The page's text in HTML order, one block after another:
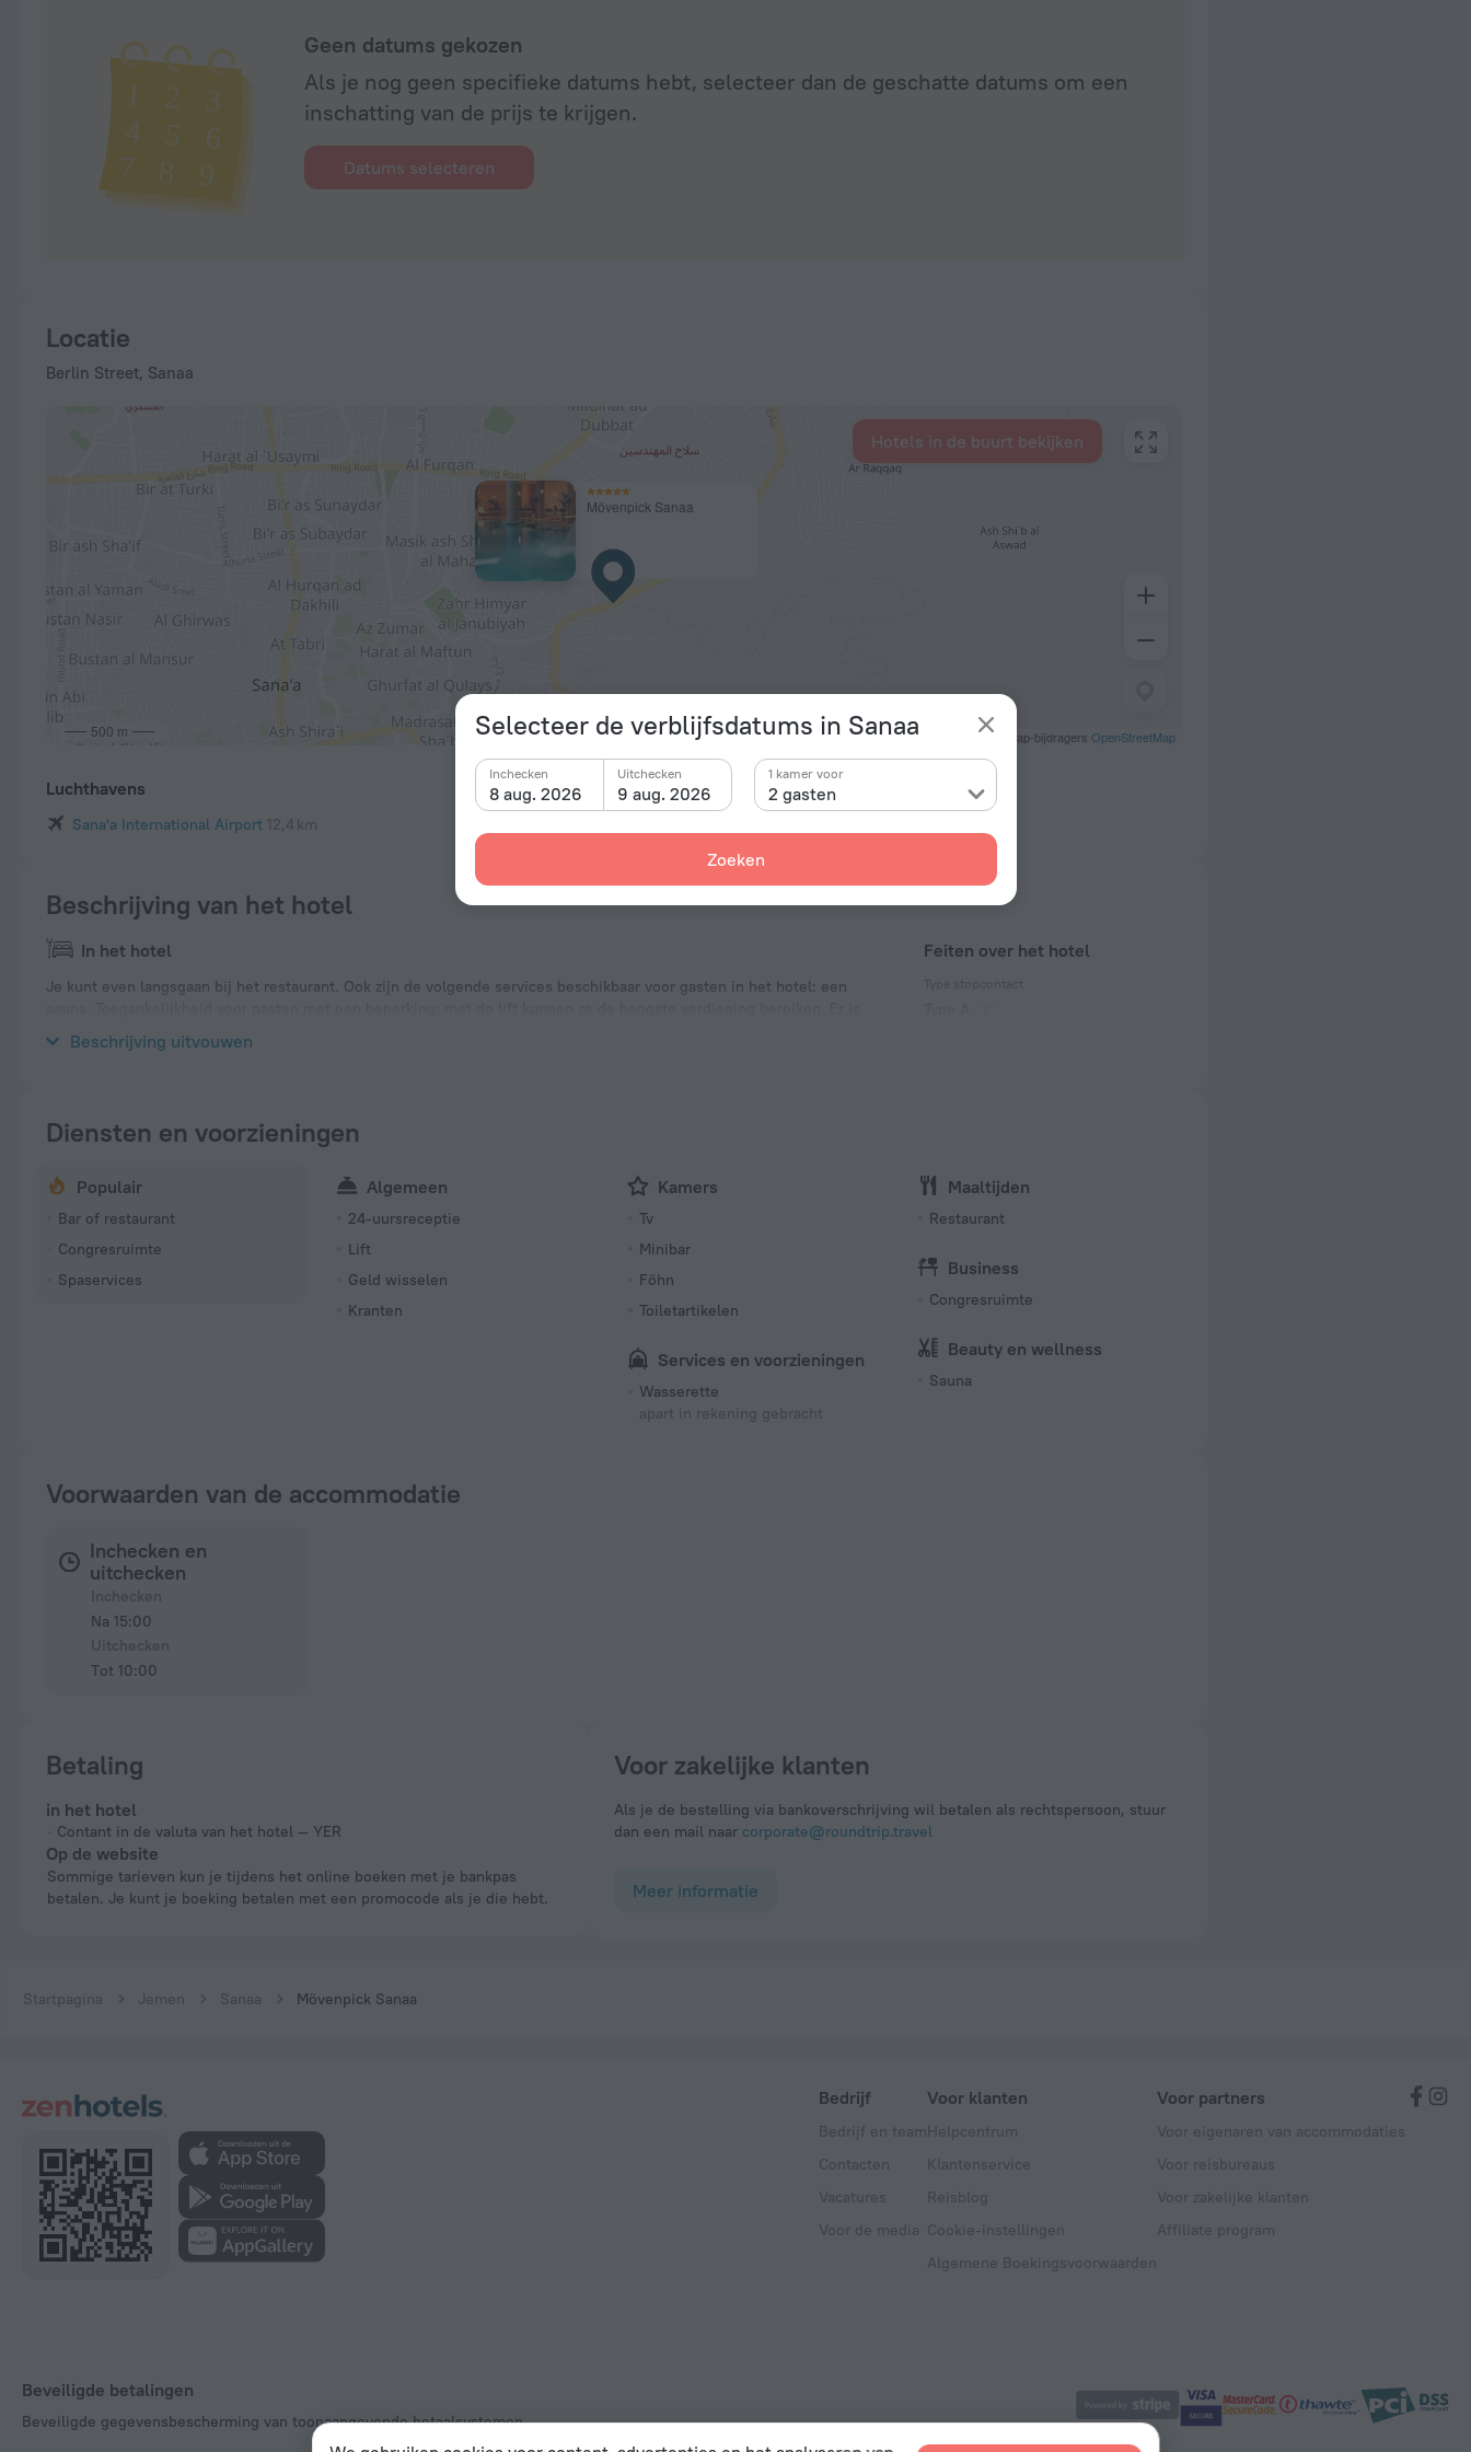
Selecteer de verblijfsdatums in Sanaa
8 aug. 2026
Inchecken
9 aug. 2026
Uitchecken
2 gasten
1 kamer voor
Zoeken
Geen datums gekozen
Als je nog geen specifieke datums hebt, selecteer dan de geschatte datums om een
inschatting van de prijs te krijgen.
Datums selecteren
Locatie
Berlin Street, Sanaa
Mövenpick Sanaa
500 m © OpenStreetMap-bijdragers OpenStreetMap
Hotels in de buurt bekijken
Luchthavens
Sana'a International Airport 12,4 km
Beschrijving van het hotel
In het hotel
Je kunt even langsgaan bij het restaurant. Ook zijn de volgende services beschikbaar voor gasten in het hotel: een
Beschrijving uitvouwen
Feiten over het hotel
Diensten en voorzieningen
Populair
Bar of restaurant
Congresruimte
Spaservices
Algemeen
24-uursreceptie
Lift
Geld wisselen
Kranten
Kamers
Tv
Minibar
Föhn
Toiletartikelen
Services en voorzieningen
Wasserette
apart in rekening gebracht
Maaltijden
Restaurant
Business
Congresruimte
Beauty en wellness
Sauna
Voorwaarden van de accommodatie
Inchecken en
uitchecken
Na 15:00
Tot 10:00
Betaling
in het hotel
Contant in de valuta van het hotel — YER
Op de website
Sommige tarieven kun je tijdens het online boeken met je bankpas
betalen. Je kunt je boeking betalen met een promocode als je die hebt.
Voor zakelijke klanten
Als je de bestelling via bankoverschrijving wil betalen als rechtspersoon, stuur
dan een mail naar corporate@roundtrip.travel
Meer informatie
Startpagina Jemen Sanaa Mövenpick Sanaa
Bedrijf
Bedrijf en team
Contacten
Vacatures
Voor de media
Voor klanten
Helpcentrum
Klantenservice
Reisblog
Cookie-instellingen
Algemene Boekingsvoorwaarden
Voor partners
Voor eigenaren van accommodaties
Voor reisbureaus
Voor zakelijke klanten
Affiliate program
Beveiligde betalingen
Beveiligde gegevensbescherming van toonaangevende betaalsystemen.